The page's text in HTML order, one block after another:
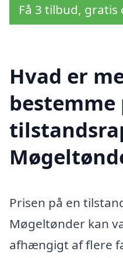
Få 3 tilbud,
Hvad er
bestemme
Prisen på en
Møgeltønder kan
afhængigt af flere